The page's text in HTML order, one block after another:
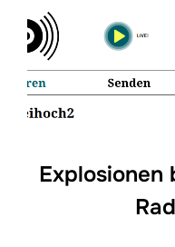
Explosionen